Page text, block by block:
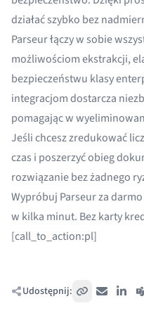
działać szybko bez
Parseur łączy w sobie
możliwościom ekstrakcji,
bezpieczeństwu klasy
integracjom dostarcza
pomagając w
Jeśli chcesz zredukować
czas i poszerzyć obieg
rozwiązanie bez żadnego
Wypróbuj Parseur za darmo
w kilka minut. Bez karty
[call_to_action:pl]
Udostępnij: Skopiuj link
E-mail